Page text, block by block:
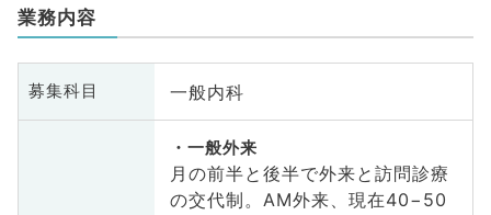
業務内容
募集科目 一般内科
一般外来
月の前半と後半で外来と訪問診療
の交代制。AM外来、現在40−50